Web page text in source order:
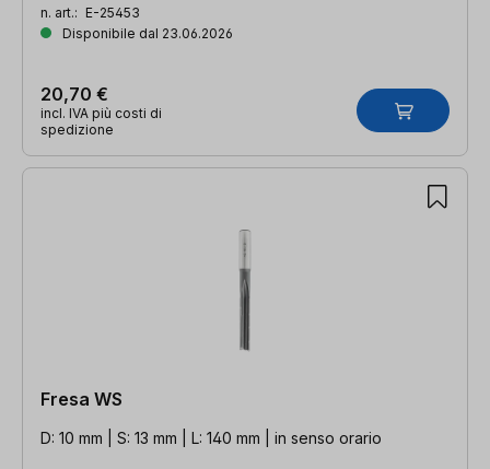
n. art.: E-25453
Disponibile dal 23.06.2026
20,70 €
incl. IVA più costi di
spedizione
Fresa WS
D: 10 mm | S: 13 mm | L: 140 mm | in senso orario